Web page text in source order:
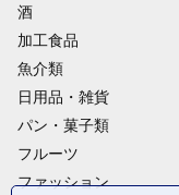
酒
加工食品
魚介類
日用品・雑貨
パン・菓子類
フルーツ
ファッション